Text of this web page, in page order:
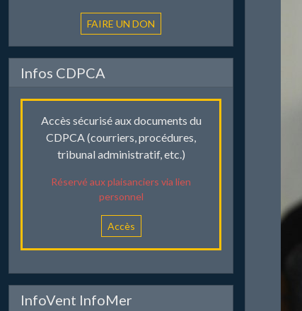
Infos CDPCA
Accès sécurisé aux documents du
CDPCA (courriers, procédures,
tribunal administratif, etc.)
Réservé aux plaisanciers via lien
personnel
Accès
InfoVent InfoMer